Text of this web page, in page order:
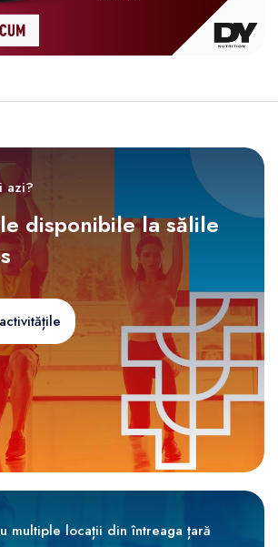
azi?
disponibile la sălile
multiple locații din întreaga țară